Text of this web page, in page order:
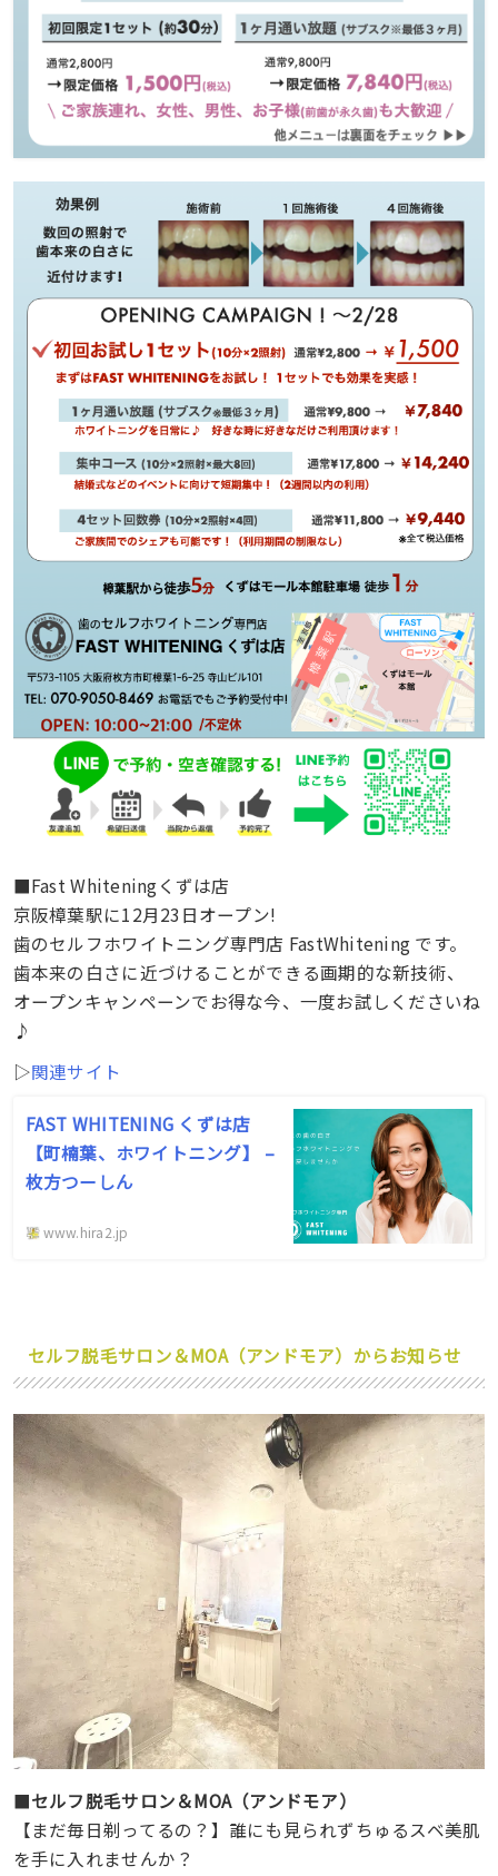
■Fast Whiteningくずは店
京阪樟葉駅に12月23日オープン!
歯のセルフホワイトニング専門店 FastWhitening です。
歯本来の白さに近づけることができる画期的な新技術、
オープンキャンペーンでお得な今、一度お試しくださいね
♪
▷関連サイト
FAST WHITENING くずは店
【町楠葉、ホワイトニング】 –
枚方つーしん
www.hira2.jp
セルフ脱毛サロン＆MOA（アンドモア）からお知らせ
■セルフ脱毛サロン＆MOA（アンドモア）
【まだ毎日剃ってるの？】誰にも見られずちゅるスベ美肌
を手に入れませんか？